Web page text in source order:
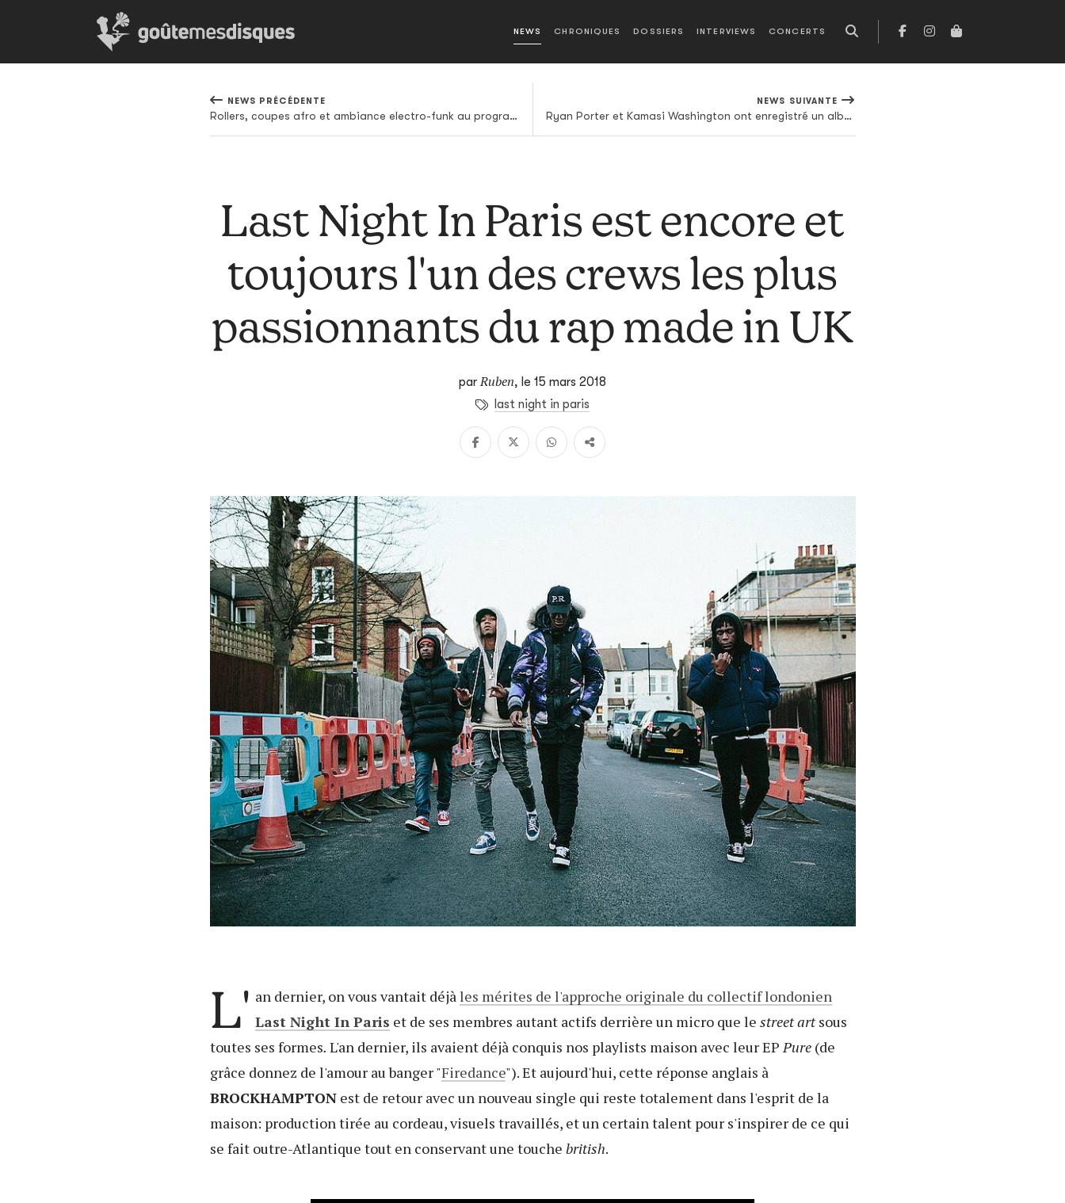
NEWS CHRONIQUES DOSSIERS INTERVIEWS CONCERTS
NEWS PRÉCÉDENTE
Rollers, coupes afro et ambiance electro-funk au programme du nouveau clip de Kamaiyah
NEWS SUIVANTE
Ryan Porter et Kamasi Washington ont enregistré un album dans le sous-sol des parents de ce dernier
Last Night In Paris est encore et
toujours l'un des crews les plus
passionnants du rap made in UK
parRuben, le 15 mars 2018
last night in paris
L' an dernier, on vous vantait déjàles mérites de l'approche originale du collectif londonien
Last Night In Paris et de ses membres autant actifs derrière un micro que le street artsous
toutes ses formes. L'an dernier, ils avaient déjà conquis nos playlists maison avec leur EPPure(de
grâce donnez de l'amour au banger "Firedance"). Et aujourd'hui, cette réponse anglais à
BROCKHAMPTONest de retour avec un nouveau single qui reste totalement dans l'esprit de la
maison: production tirée au cordeau, visuels travaillés, et un certain talent pour s'inspirer de ce qui
se fait outre-Atlantique tout en conservant une touche british.